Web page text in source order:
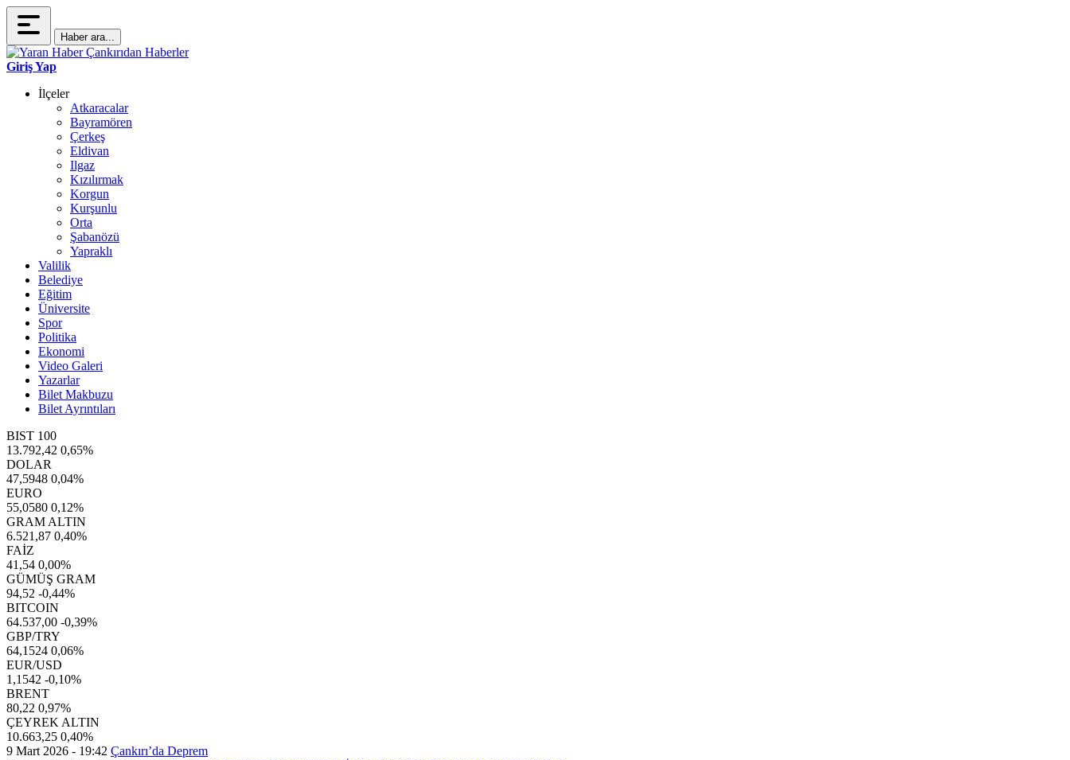
Haber ara...
Giriş Yap
İlçeler
Atkaracalar
Bayramören
Çerkeş
Eldivan
Ilgaz
Kızılırmak
Korgun
Kurşunlu
Orta
Şabanözü
Yapraklı
Valilik
Belediye
Eğitim
Üniversite
Spor
Politika
Ekonomi
Video Galeri
Yazarlar
Bilet Makbuzu
Bilet Ayrıntıları
BIST 100
13.792,42 0,65%
DOLAR
47,5948 0,04%
EURO
55,0580 0,12%
GRAM ALTIN
6.521,87 0,40%
FAİZ
41,54 0,00%
GÜMÜŞ GRAM
94,52 -0,44%
BITCOIN
64.537,00 -0,39%
GBP/TRY
64,1524 0,06%
EUR/USD
1,1542 -0,10%
BRENT
80,22 0,97%
ÇEYREK ALTIN
10.663,25 0,40%
9 Mart 2026 - 19:42 Çankırı’da Deprem